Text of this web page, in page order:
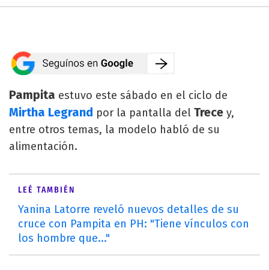
Pampita estuvo este sábado en el ciclo de
Mirtha Legrand por la pantalla del Trece y,
entre otros temas, la modelo habló de su
alimentación.
LEÉ TAMBIÉN
Yanina Latorre reveló nuevos detalles de su
cruce con Pampita en PH: "Tiene vínculos con
los hombre que..."